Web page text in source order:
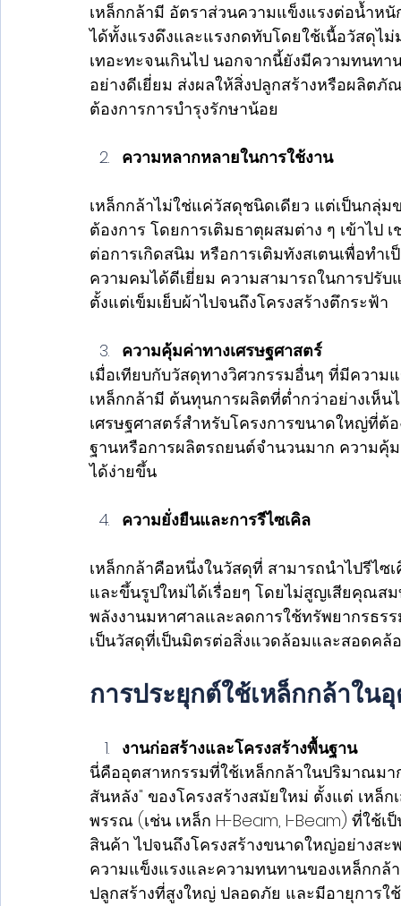
เหล็กกล้ามี อัตราส่วนความแข็งแรงต่อน้ำห
ได้ทั้งแรงดึงและแรงกดทับโดยใช้เนื้อวัสดุไ
เทอะทะจนเกินไป นอกจากนี้ยังมีความทนท
อย่างดีเยี่ยม ส่งผลให้สิ่งปลูกสร้างหรือผลิต
ต้องการการบำรุงรักษาน้อย
ความหลากหลายในการใช้งาน
เหล็กกล้าไม่ใช่แค่วัสดุชนิดเดียว แต่เป็นกลุ่
ต้องการ โดยการเติมธาตุผสมต่าง ๆ เข้าไป
ต่อการเกิดสนิม หรือการเติมทังสเตนเพื่อทำ
ความคมได้ดีเยี่ยม ความสามารถในการปรั
ตั้งแต่เข็มเย็บผ้าไปจนถึงโครงสร้างตึกระฟ้า
ความคุ้มค่าทางเศรษฐศาสตร์
เมื่อเทียบกับวัสดุทางวิศวกรรมอื่นๆ ที่มีความ
เหล็กกล้ามี ต้นทุนการผลิตที่ต่ำกว่าอย่างเห็
เศรษฐศาสตร์สำหรับโครงการขนาดใหญ่ที่ต้
ฐานหรือการผลิตรถยนต์จำนวนมาก ความคุ้
ได้ง่ายขึ้น
ความยั่งยืนและการรีไซเคิล
เหล็กกล้าคือหนึ่งในวัสดุที่ สามารถนำไปรีไ
และขึ้นรูปใหม่ได้เรื่อยๆ โดยไม่สูญเสียคุณส
พลังงานมหาศาลและลดการใช้ทรัพยากรธร
เป็นวัสดุที่เป็นมิตรต่อสิ่งแวดล้อมและสอดค
การประยุกต์ใช้เหล็กกล้าใน
งานก่อสร้างและโครงสร้างพื้นฐาน
นี่คืออุตสาหกรรมที่ใช้เหล็กกล้าในปริมาณมา
สันหลัง" ของโครงสร้างสมัยใหม่ ตั้งแต่ เหล็
พรรณ (เช่น เหล็ก H-Beam, I-Beam) ที่ใช้เ
สินค้า ไปจนถึงโครงสร้างขนาดใหญ่อย่าง
ความแข็งแรงและความทนทานของเหล็กกล้
ปลูกสร้างที่สูงใหญ่ ปลอดภัย และมีอายุการใ